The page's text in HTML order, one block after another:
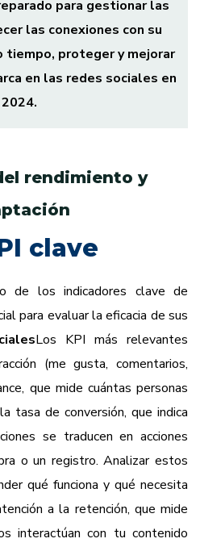
para gestionar las
las conexiones con su
tiempo, proteger y mejorar
en las redes sociales en
2024.
rendimiento y
clave
de los indicadores clave de
para evaluar la eficacia de sus
Los KPI más relevantes
(me gusta, comentarios,
que mide cuántas personas
tasa de conversión, que indica
se traducen en acciones
o un registro. Analizar estos
qué funciona y qué necesita
a la retención, que mide
interactúan con tu contenido